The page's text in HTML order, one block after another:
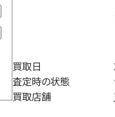
買取日
査定時の状態
買取店舗